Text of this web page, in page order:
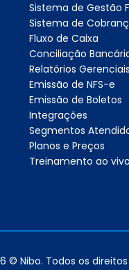
Sistema de Gestão
Sistema de
Fluxo de Caixa
Conciliação
Relatórios Gerenciais
Emissão de NFS-e
Emissão de Boletos
Integrações
Segmentos
Planos e Preços
Treinamento ao vivo
© Nibo. Todos os